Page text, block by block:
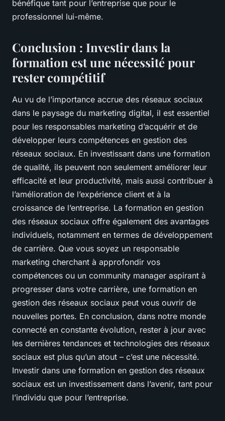
bénéfique tant pour l’entreprise que pour le
professionnel lui-même.
Conclusion : Investir dans la
formation est une nécessité pour
rester compétitif
Au vu de l’importance accrue des réseaux sociaux
dans le paysage du marketing digital, il est essentiel
pour les responsables marketing d’acquérir et de
développer leurs compétences en gestion des
réseaux sociaux. En investissant dans une formation
de qualité, ils peuvent non seulement améliorer leur
efficacité et leur productivité, mais aussi contribuer à
l’amélioration de l’expérience client et à la
croissance de l’entreprise. La formation en gestion
des réseaux sociaux offre également des avantages
individuels, notamment en termes de développement
de carrière. Que vous soyez un responsable
marketing cherchant à approfondir vos
compétences ou un community manager aspirant à
progresser dans votre carrière, une formation en
gestion des réseaux sociaux peut vous ouvrir de
nouvelles portes. En conclusion, dans notre monde
connecté en constante évolution, rester à jour avec
les dernières tendances et technologies des réseaux
sociaux est plus qu’un atout – c’est une nécessité.
Investir dans une formation en gestion des réseaux
sociaux est un investissement dans l’avenir, tant pour
l’individu que pour l’entreprise.